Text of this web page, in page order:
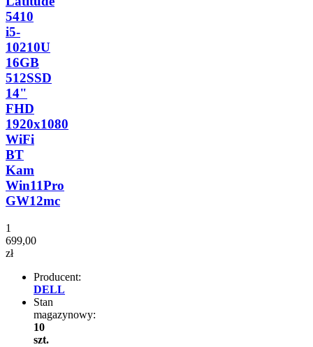
5410
i5-
10210U
16GB
512SSD
14"
FHD
1920x1080
WiFi
BT
Kam
Win11Pro
GW12mc
1
699,00
zł
Producent:
DELL
Stan
magazynowy:
10
szt.